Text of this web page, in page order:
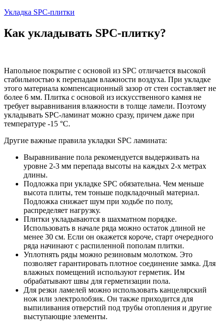
Укладка SPC-плитки
Как укладывать SPC-плитку?
Напольное покрытие с основой из SPC отличается высокой
стабильностью к перепадам влажности воздуха. При укладке
этого материала компенсационный зазор от стен составляет не
более 6 мм. Плитка с основой из искусственного камня не
требует выравнивания влажности в толще ламели. Поэтому
укладывать SPC-ламинат можно сразу, причем даже при
температуре -15 °C.
Другие важные правила укладки SPC ламината:
Выравнивание пола рекомендуется выдерживать на
уровне 2-3 мм перепада высоты на каждых 2-х метрах
длины.
Подложка при укладке SPC обязательна. Чем меньше
высота плиты, тем тоньше подкладочный материал.
Подложка снижает шум при ходьбе по полу,
распределяет нагрузку.
Плитки укладываются в шахматном порядке.
Использовать в начале ряда можно остаток длиной не
менее 30 см. Если он окажется короче, старт очередного
ряда начинают с распиленной пополам плитки.
Уплотнять ряды можно резиновым молотком. Это
позволяет гарантировать плотное соединение замка. Для
влажных помещений используют герметик. Им
обрабатывают швы для герметизации пола.
Для резки ламелей можно использовать канцелярский
нож или электролобзик. Он также приходится для
выпиливания отверстий под трубы отопления и другие
выступающие элементы.